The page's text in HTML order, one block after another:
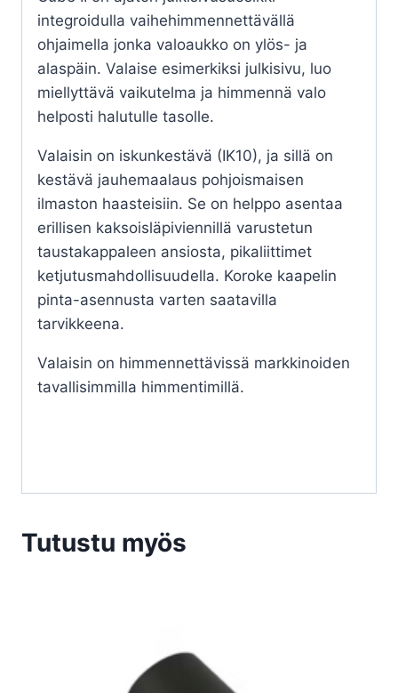
integroidulla vaihehimmennettävällä
ohjaimella jonka valoaukko on ylös- ja
alaspäin. Valaise esimerkiksi julkisivu, luo
miellyttävä vaikutelma ja himmennä valo
helposti halutulle tasolle.
Valaisin on iskunkestävä (IK10), ja sillä on
kestävä jauhemaalaus pohjoismaisen
ilmaston haasteisiin. Se on helppo asentaa
erillisen kaksoisläpiviennillä varustetun
taustakappaleen ansiosta, pikaliittimet
ketjutusmahdollisuudella. Koroke kaapelin
pinta-asennusta varten saatavilla
tarvikkeena.
Valaisin on himmennettävissä markkinoiden
tavallisimmilla himmentimillä.
Tutustu myös